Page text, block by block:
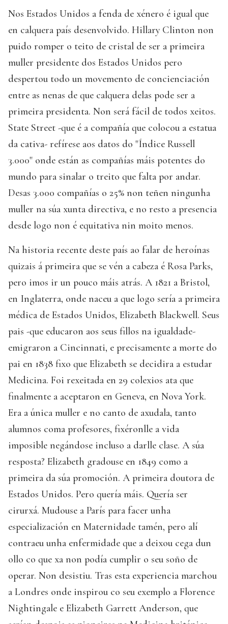
Nos Estados Unidos a fenda de xénero é igual que
en calquera país desenvolvido. Hillary Clinton non
puido romper o teito de cristal de ser a primeira
muller presidente dos Estados Unidos pero
despertou todo un movemento de concienciación
entre as nenas de que calquera delas pode ser a
primeira presidenta. Non será fácil de todos xeitos.
State Street -que é a compañía que colocou a estatua
da cativa- refírese aos datos do "Índice Russell
3.000" onde están as compañías máis potentes do
mundo para sinalar o treito que falta por andar.
Desas 3.000 compañías o 25% non teñen ningunha
muller na súa xunta directiva, e no resto a presencia
desde logo non é equitativa nin moito menos.
Na historia recente deste país ao falar de heroínas
quizais á primeira que se vén a cabeza é Rosa Parks,
pero imos ir un pouco máis atrás. A 1821 a Bristol,
en Inglaterra, onde naceu a que logo sería a primeira
médica de Estados Unidos, Elizabeth Blackwell. Seus
pais -que educaron aos seus fillos na igualdade-
emigraron a Cincinnati, e precisamente a morte do
pai en 1838 fixo que Elizabeth se decidira a estudar
Medicina. Foi rexeitada en 29 colexios ata que
finalmente a aceptaron en Geneva, en Nova York.
Era a única muller e no canto de axudala, tanto
alumnos coma profesores, fixéronlle a vida
imposible negándose incluso a darlle clase. A súa
resposta? Elizabeth gradouse en 1849 como a
primeira da súa promoción. A primeira doutora de
Estados Unidos. Pero quería máis. Quería ser
cirurxá. Mudouse a París para facer unha
especialización en Maternidade tamén, pero alí
contraeu unha enfermidade que a deixou cega dun
ollo co que xa non podía cumplir o seu soño de
operar. Non desistiu. Tras esta experiencia marchou
a Londres onde inspirou co seu exemplo a Florence
Nightingale e Elizabeth Garrett Anderson, que